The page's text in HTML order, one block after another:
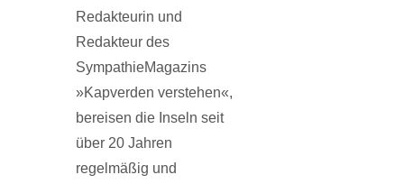
Redakteurin und
Redakteur des
SympathieMagazins
»Kapverden verstehen«,
bereisen die Inseln seit
über 20 Jahren
regelmäßig und